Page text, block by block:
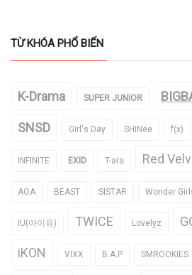
TỪ KHÓA PHỔ BIẾN
K-Drama SUPER JUNIOR
SNSD Girl's Day SHINee f(x)
INFINITE EXID T-ara Red
AOA BEAST SISTAR Wonder
IU(아이유) TWICE Lovelyz
iKON VIXX B.A.P SMROOKIES